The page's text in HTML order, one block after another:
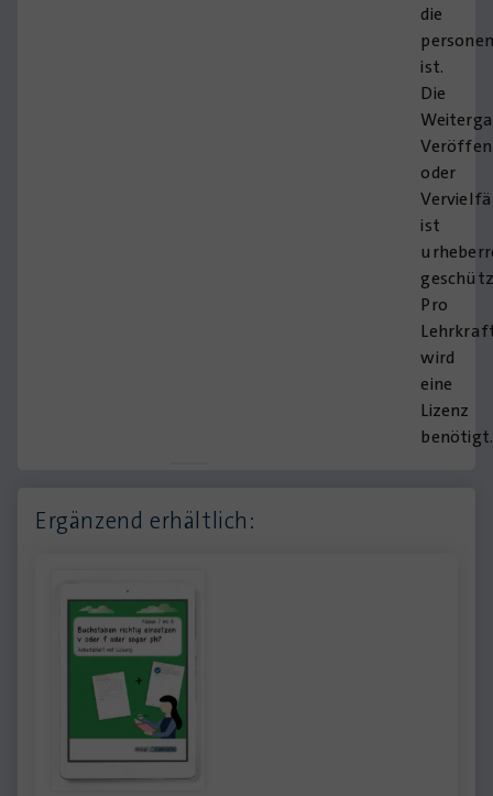
die
ist.
Die
oder
ist
Pro
wird
eine
Lizenz
benötigt.
Ergänzend erhältlich: